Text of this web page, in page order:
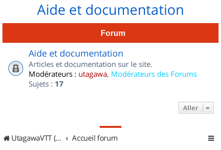
Aide et documentation
Forum
Aide et documentation
Articles et documentation sur le site.
Modérateurs : utagawa, Modérateurs des Forums
Sujets : 17
Aller
UtagawaVTT (Randos VTT et VTTAE avec traces GPS) Accueil forum